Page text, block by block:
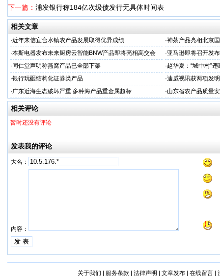
下一篇： 浦发银行称184亿次级债发行无具体时间表
相关文章
·近年来信宜合水镇农产品发展取得优异成绩 ·神茶产品亮相北京
示会
·本斯电器发布未来厨房云智能BNW产品即将亮相高交会 ·亚马逊即将召开发
· 同仁堂声明称燕窝产品已全部下架 ·赵华夏：“城中村”
·银行玩砸结构化证券类产品 ·迪威视讯获两项发
·广东近海生态破坏严重 多种海产品重金属超标 ·山东省农产品质量
相关评论
暂时还没有评论
发表我的评论
大名：
内容：
关于我们 服务条款 法律声明 文章发布| 在线留言|